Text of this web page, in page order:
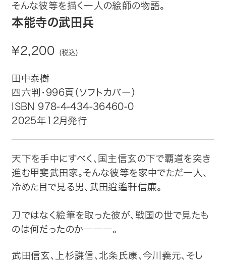
電子書籍
自費出版したい方
メディア紹介
お問い合わせ
企業情報
そんな彼等を描く一人の絵師の物語。
本能寺の武田兵
¥2,200 (税込)
田中泰樹
四六判・996頁（ソフトカバー）
ISBN 978-4-434-36460-0
2025年12月発行
天下を手中にすべく、国主信玄の下で覇道を突き
進む甲斐武田家。そんな彼等を家中でただ一人、
冷めた目で見る男、武田逍遙軒信廉。
刀ではなく絵筆を取った彼が、戦国の世で見たも
のは何だったのか―――。
武田信玄、上杉謙信、北条氏康、今川義元、そし